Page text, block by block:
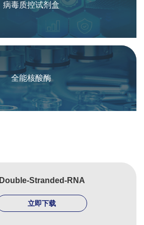
病毒质控试剂盒
全能核酸酶
Double-Stranded-RNA
立即下载